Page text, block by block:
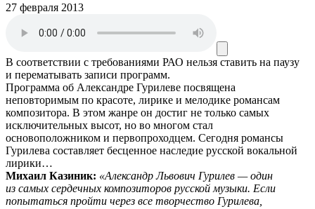
27 февраля 2013
В соответствии с требованиями РАО нельзя ставить на паузу
и перематывать записи программ.
Программа об Александре Гурилеве посвящена
неповторимым по красоте, лирике и мелодике романсам
композитора. В этом жанре он достиг не только самых
исключительных высот, но во многом стал
основоположником и первопроходцем. Сегодня романсы
Гурилева составляет бесценное наследие русской вокальной
лирики…
Михаил Казиник: «Александр Львович Гурилев — один
из самых сердечных композиторов русской музыки. Если
попытаться пройти через все творчество Гурилева,